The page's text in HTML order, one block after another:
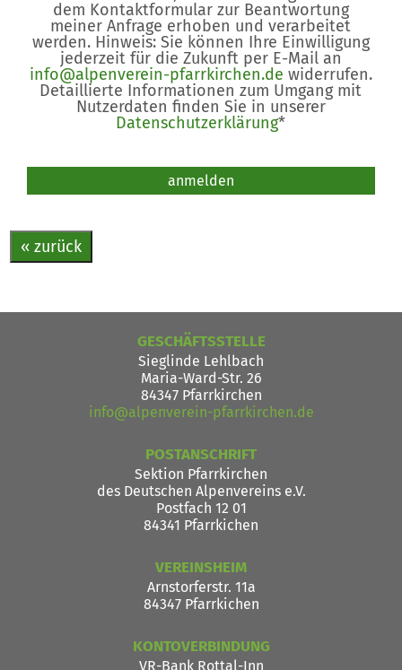
dem Kontaktformular zur Beantwortung
meiner Anfrage erhoben und verarbeitet
werden. Hinweis: Sie können Ihre Einwilligung
jederzeit für die Zukunft per E-Mail an
info@alpenverein-pfarrkirchen.de widerrufen.
Detaillierte Informationen zum Umgang mit
Nutzerdaten finden Sie in unserer
Datenschutzerklärung*
Bitte nicht ausfüllen.anmelden
« zurück
GESCHÄFTSSTELLE
Sieglinde Lehlbach
Maria-Ward-Str. 26
84347 Pfarrkirchen
info@alpenverein-pfarrkirchen.de
POSTANSCHRIFT
Sektion Pfarrkirchen
des Deutschen Alpenvereins e.V.
Postfach 12 01
84341 Pfarrkichen
VEREINSHEIM
Arnstorferstr. 11a
84347 Pfarrkichen
KONTOVERBINDUNG
VR-Bank Rottal-Inn